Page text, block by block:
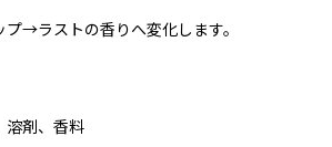
プ→ラストの香りへ変化します。
溶剤、香料